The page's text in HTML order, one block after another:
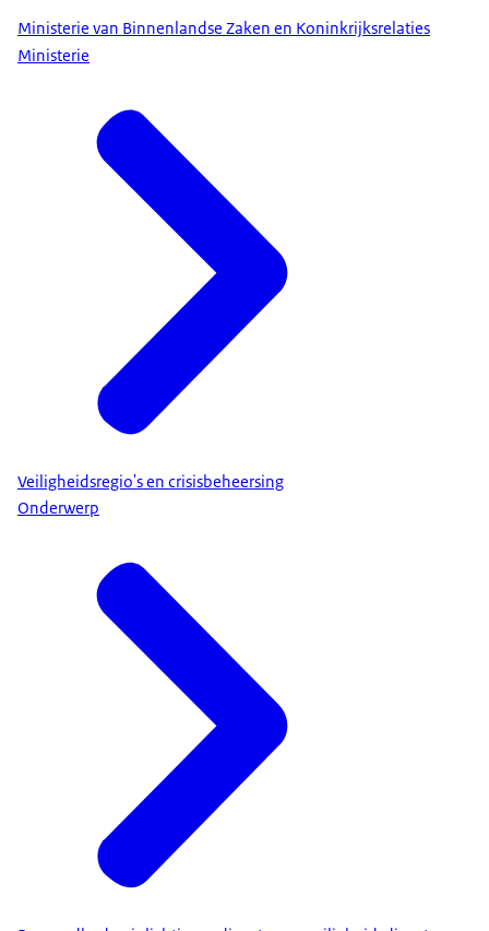
Ministerie van Binnenlandse Zaken en Koninkrijksrelaties
Ministerie
Veiligheidsregio's en crisisbeheersing
Onderwerp